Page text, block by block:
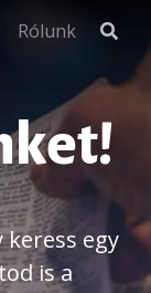
Rólunk
keress egy
is a